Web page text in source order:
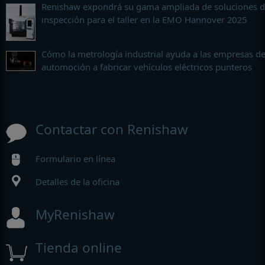
Renishaw expondrá su gama ampliada de soluciones
inspección para el taller en la EMO Hannover 2025
Cómo la metrología industrial ayuda a las empresas de
automoción a fabricar vehículos eléctricos punteros
Contactar con Renishaw
Formulario en línea
Detalles de la oficina
MyRenishaw
Tienda online